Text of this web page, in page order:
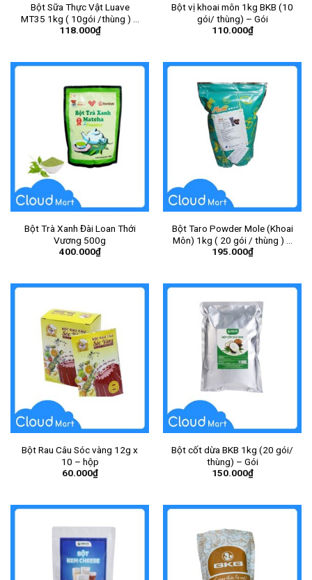
Bột Sữa Thực Vật Luave
MT35 1kg ( 10gói /thùng ) –
Gói
118.000₫
Bột vị khoai môn 1kg BKB (10
gói/ thùng) – Gói
110.000₫
Bột Trà Xanh Đài Loan Thới
Vương 500g
400.000₫
Bột Taro Powder Mole (Khoai
Môn) 1kg ( 20 gói / thùng ) –
Gói
195.000₫
Bột Rau Câu Sóc vàng 12g x
10 – hộp
60.000₫
Bột cốt dừa BKB 1kg (20 gói/
thùng) – Gói
150.000₫